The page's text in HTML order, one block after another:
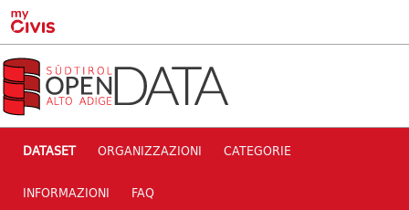
Skip to main content
DATASET ORGANIZZAZIONI CATEGORIE
INFORMAZIONI FAQ